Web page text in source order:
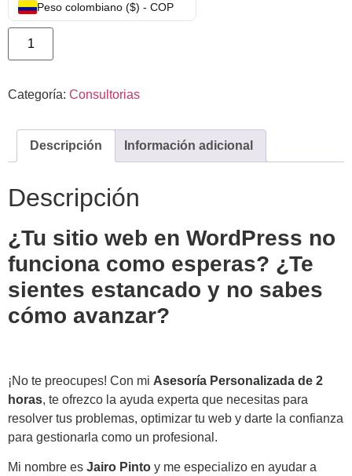
Peso colombiano ($) - COP
Categoría: Consultorias
Descripción Información adicional
Descripción
¿Tu sitio web en WordPress no
funciona como esperas? ¿Te
sientes estancado y no sabes
cómo avanzar?
¡No te preocupes! Con mi Asesoría Personalizada de 2
horas, te ofrezco la ayuda experta que necesitas para
resolver tus problemas, optimizar tu web y darte la confianza
para gestionarla como un profesional.
Mi nombre es Jairo Pinto y me especializo en ayudar a